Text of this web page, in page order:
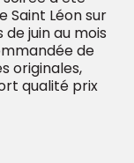
Saint Léon sur
juin au mois
de
originales,
qualité prix